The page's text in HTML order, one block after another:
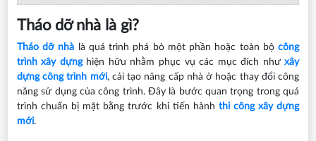
Tháo dỡ nhà là gì?
Tháo dỡ nhà là quá trình phá bỏ một phần hoặc toàn bộcông
trình xây dựnghiện hữu nhằm phục vụ các mục đích nhưxây
dựng công trình mới, cải tạo nâng cấp nhà ở hoặc thay đổi công
năng sử dụng của công trình. Đây là bước quan trọng trong quá
trình chuẩn bị mặt bằng trước khi tiến hành thi công xây dựng
mới.